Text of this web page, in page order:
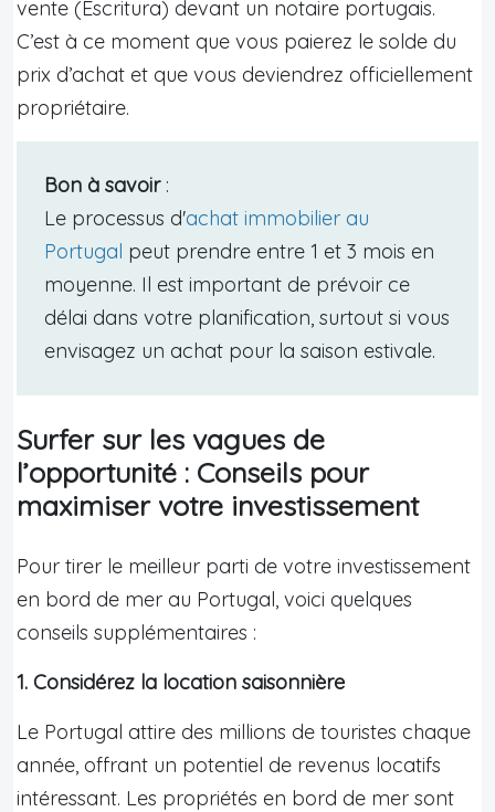
vente (Escritura) devant un notaire portugais.
C’est à ce moment que vous paierez le solde du
prix d’achat et que vous deviendrez officiellement
propriétaire.
Bon à savoir:
Le processus d'achat immobilier au
Portugal peut prendre entre 1 et 3 mois en
moyenne. Il est important de prévoir ce
délai dans votre planification, surtout si vous
envisagez un achat pour la saison estivale.
Surfer sur les vagues de
l’opportunité : Conseils pour
maximiser votre investissement
Pour tirer le meilleur parti de votre investissement
en bord de mer au Portugal, voici quelques
conseils supplémentaires :
1. Considérez la location saisonnière
Le Portugal attire des millions de touristes chaque
année, offrant un potentiel de revenus locatifs
intéressant. Les propriétés en bord de mer sont